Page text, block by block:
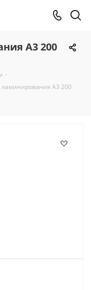
A3 200
-
ламинирования A3 200